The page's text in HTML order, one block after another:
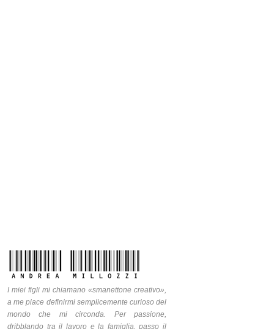
I miei figli mi chiamano «smanettone creativo»,
a me piace definirmi semplicemente curioso del
mondo che mi circonda. Per passione,
dribblando tra il lavoro e la famiglia, passo il